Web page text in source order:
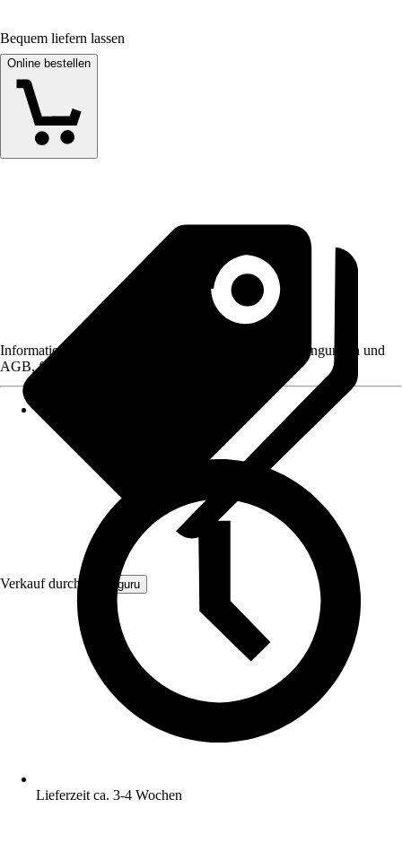
Bequem liefern lassen
Online bestellen
Verkauf durch: Zaunguru
Informationen des Verkäufers, wie z. B. Rückgabebedingungen und
AGB, finden Sie bei Klick auf den Verkäufernamen.
Lieferzeit ca. 3-4 Wochen